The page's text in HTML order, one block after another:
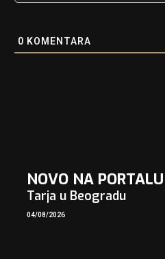
0 KOMENTARA
NOVO NA PORTALU
Tarja u Beogradu
04/08/2026